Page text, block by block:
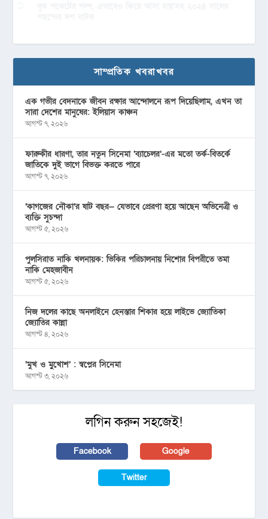
সাম্প্রতিক খবরাখবর
এক গভীর বেদনাকে জীবন রক্ষার আন্দোলনে রূপ দিয়েছিলাম, এখন তা
সারা দেশের মানুষের: ইলিয়াস কাঞ্চন
আগস্ট ৭, ২০২৬
ফারুকীর ধারণা, তার নতুন সিনেমা ‘ব্যাচেলর’-এর মতো তর্ক-বিতর্কে
জাতিকে দুই ভাগে বিভক্ত করতে পারে
আগস্ট ৭, ২০২৬
‘কাগজের নৌকা’র ষাট বছর— যেভাবে প্রেরণা হয়ে আছেন অভিনেত্রী ও
ব্যক্তি সুচন্দা
আগস্ট ৫, ২০২৬
পুলসিরাত নাকি খলনায়ক: ভিকির পরিচালনায় নিশোর বিপরীতে তমা
নাকি মেহজাবীন
আগস্ট ৫, ২০২৬
নিজ দলের কাছে অনলাইনে হেনস্তার শিকার হয়ে লাইভে জ্যোতিকা
জ্যোতির কান্না
আগস্ট ৪, ২০২৬
‘মুখ ও মু্খোশ’ : স্বপ্নের সিনেমা
আগস্ট ৩, ২০২৬
লগিন করুন সহজেই!
Facebook Google
Twitter